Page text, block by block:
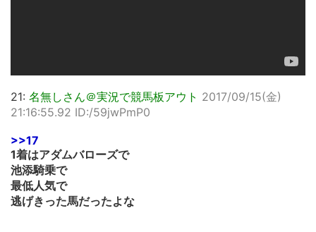
21: 名無しさん＠実況で競馬板アウト 2017/09/15(金)
21:16:55.92 ID:/59jwPmP0
>>17
1着はアダムバローズで
池添騎乗で
最低人気で
逃げきった馬だったよな